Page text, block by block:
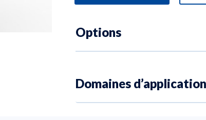
Options
Domaines